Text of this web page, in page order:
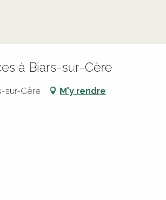
à Biars-sur-Cère
sur-Cère M'y rendre